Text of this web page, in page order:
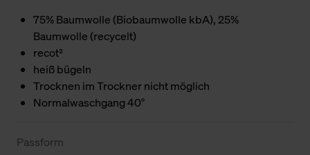
75% Baumwolle (Biobaumwolle kbA), 25%
Baumwolle (recycelt)
recot²
heiß bügeln
Trocknen im Trockner nicht möglich
Normalwaschgang 40°
Passform